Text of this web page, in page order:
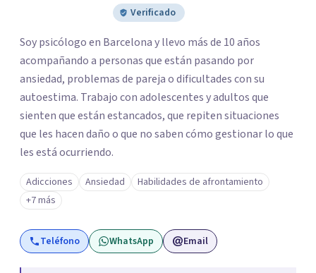
Verificado
Soy psicólogo en Barcelona y llevo más de 10 años
acompañando a personas que están pasando por
ansiedad, problemas de pareja o dificultades con su
autoestima. Trabajo con adolescentes y adultos que
sienten que están estancados, que repiten situaciones
que les hacen daño o que no saben cómo gestionar lo que
les está ocurriendo.
Adicciones Ansiedad
Habilidades de afrontamiento
+7 más
Teléfono WhatsApp Email